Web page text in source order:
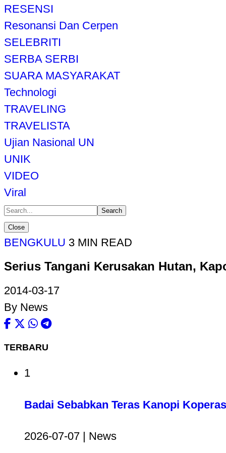
RESENSI
Resonansi Dan Cerpen
SELEBRITI
SERBA SERBI
SUARA MASYARAKAT
Technologi
TRAVELING
TRAVELISTA
Ujian Nasional UN
UNIK
VIDEO
Viral
Search
Close
BENGKULU 3 MIN READ
Serius Tangani Kerusakan Hutan,
2014-03-17
By News
TERBARU
1
Badai Sebabkan Teras Kanopi
2026-07-07 | News